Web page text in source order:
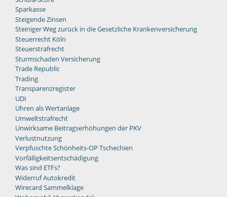
Sparkasse
Steigende Zinsen
Steiniger Weg zurück in die Gesetzliche Krankenversicherung
Steuerrecht Köln
Steuerstrafrecht
Sturmschaden Versicherung
Trade Republic
Trading
Transparenzregister
UDI
Uhren als Wertanlage
Umweltstrafrecht
Unwirksame Beitragserhöhungen der PKV
Verlustnutzung
Verpfuschte Schönheits-OP Tschechien
Vorfälligkeitsentschädigung
Was sind ETFs?
Widerruf Autokredit
Wirecard Sammelklage